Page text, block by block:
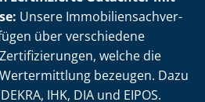
Unsere Im­mo­bi­li­en­sach­ver­
über verschiedene
welche die
bezeugen. Dazu
IHK, DIA und EIPOS.